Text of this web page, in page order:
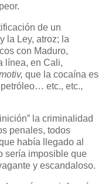
de un
la Ley, atroz; la
con Maduro,
línea, en Cali,
que la cocaína es
etc., etc.,
la criminalidad
penales, todos
había llegado al
sería imposible que
y escandaloso.